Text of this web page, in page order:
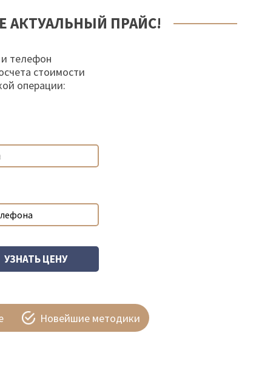
АКТУАЛЬНЫЙ ПРАЙС!
телефон
стоимости
операции:
Новейшие методики